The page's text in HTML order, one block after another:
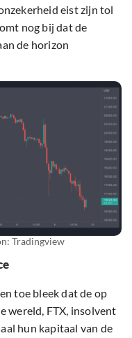
eist zijn tol
nog bij dat de
de horizon
Tradingview
toe bleek dat de op
wereld, FTX, insolvent
hun kapitaal van de